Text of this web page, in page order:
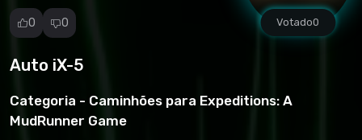
Votado0
0 0
Auto iX-5
Categoria - Caminhões para Expeditions: A
MudRunner Game
Denunciar
Spam
Violação de